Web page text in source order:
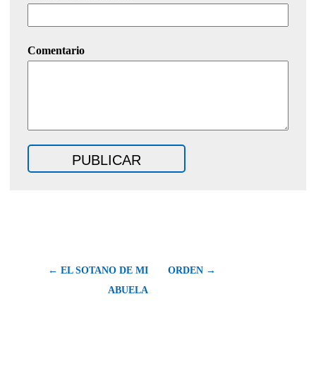
Comentario
← EL SOTANO DE MI
ABUELA
ORDEN →